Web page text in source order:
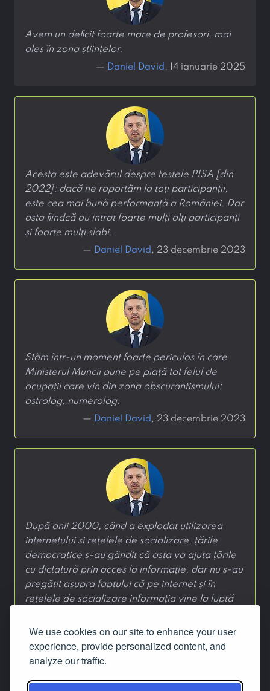
We use cookies on our site to enhance your user
experience, provide personalized content, and
analyze our traffic.
Avem un deficit foarte mare de profesori, mai
ales în zona științelor.
— Daniel David , 14 ianuarie 2025
Acesta este adevărul despre testele PISA [din
2022]: dacă ne raportăm la toți participanții,
este cea mai bună performanță a României. Dar
asta fiindcă au intrat foarte mulți alți participanți
și foarte mulți slabi.
— Daniel David , 23 decembrie 2023
Stăm într-un moment foarte periculos în care
Ministerul Muncii pune pe piață tot felul de
ocupații care vin din zona obscurantismului:
astrolog, numerolog.
— Daniel David , 23 decembrie 2023
După anii 2000, când a explodat utilizarea
internetului și rețelele de socializare, țările
democratice s-au gândit că asta va ajuta țările
cu dictatură prin acces la informație, dar nu s-au
pregătit asupra faptului că pe internet și în
rețelele de socializare informația vine la luptă
—Daniel David, 23 decembrie 2023